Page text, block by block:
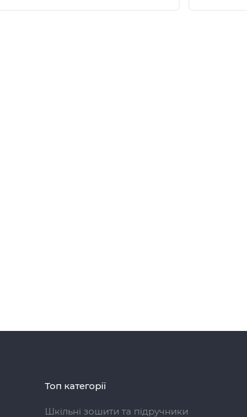
Топ категорії
Шкільні зошити та підручники